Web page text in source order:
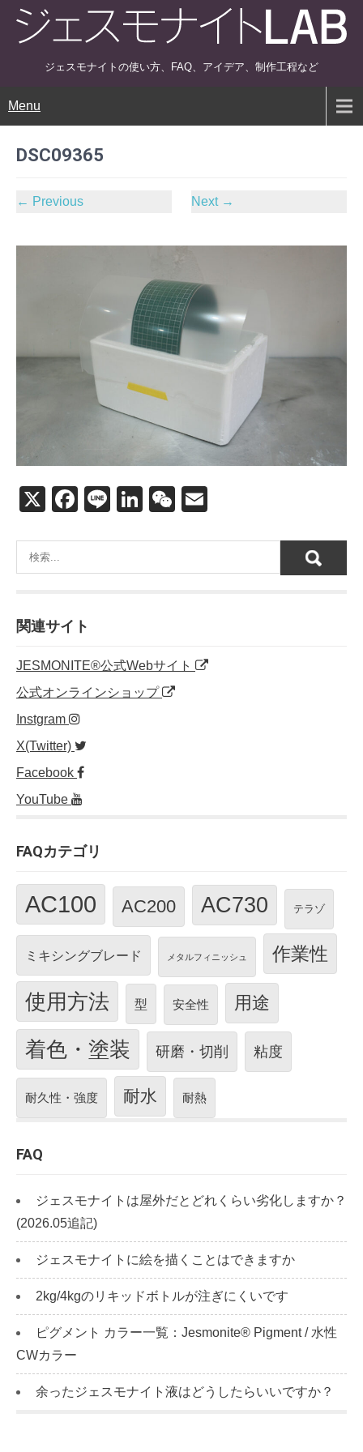
ジェスモナイトの使い方、FAQ、アイデア、制作工程など
Menu
DSC09365
← Previous Next →
X
F
c
e
o
o
k
Li
e
Li
k
e
W
C
h
ail
関連サイト
JESMONITE®公式Webサイト
公式オンラインショップ
Instgram
X(Twitter)
Facebook
YouTube
FAQカテゴリ
AC100 AC200 AC730 テラゾ
ミキシングブレード メタルフィニッシュ 作業性
使用方法 型 安全性 用途
着色・塗装 研磨・切削 粘度
耐久性・強度 耐水 耐熱
FAQ
ジェスモナイトは屋外だとどれくらい劣化しますか？
(2026.05追記)
ジェスモナイトに絵を描くことはできますか
2kg/4kgのリキッドボトルが注ぎにくいです
ピグメント カラー一覧：Jesmonite® Pigment / 水性
CWカラー
余ったジェスモナイト液はどうしたらいいですか？